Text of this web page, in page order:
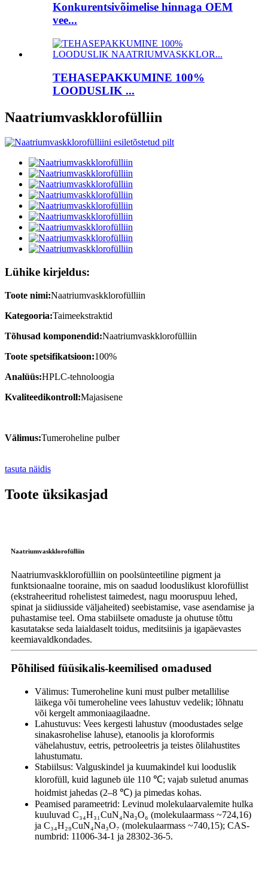
Konkurentsivõimelise hinnaga OEM
vee...
TEHASEPAKKUMINE 100%
LOODUSLIK ...
Naatriumvaskklorofülliin
Lühike kirjeldus:
Toote nimi:Naatriumvaskklorofülliin
Kategooria:Taimeekstraktid
Tõhusad komponendid:Naatriumvaskklorofülliin
Toote spetsifikatsioon:100%
Analüüs:HPLC-tehnoloogia
Kvaliteedikontroll:Majasisene
Välimus:Tumeroheline pulber
tasuta näidis
Toote üksikasjad
Naatriumvaskklorofülliin
Naatriumvaskklorofülliin on poolsünteetiline pigment ja
funktsionaalne tooraine, mis on saadud looduslikust klorofüllist
(ekstraheeritud rohelistest taimedest, nagu mooruspuu lehed,
spinat ja siidiusside väljaheited) seebistamise, vase asendamise ja
puhastamise teel. Oma stabiilsete omaduste ja ohutuse tõttu
kasutatakse seda laialdaselt toidus, meditsiinis ja igapäevastes
keemiavaldkondades.
Põhilised füüsikalis-keemilised omadused
Välimus: Tumeroheline kuni must pulber metallilise
läikega või tumeroheline vees lahustuv vedelik; lõhnatu
või kergelt ammoniaagilaadne.
Lahustuvus: Vees kergesti lahustuv (moodustades selge
sinakasrohelise lahuse), etanoolis ja kloroformis
vähelahustuv, eetris, petrooleetris ja teistes õlilahustites
lahustumatu.
Stabiilsus: Valguskindel ja kuumakindel kui looduslik
klorofüll, kuid laguneb üle 110 ℃; vajab suletud anumas
hoidmist jahedas (2–8 ℃) ja pimedas kohas.
Peamised parameetrid: Levinud molekulaarvalemite hulka
kuuluvad C₃₄H₃₁CuN₄Na₃O₆ (molekulaarmass ~724,16)
ja C₃₄H₂₉CuN₄Na₃O₇ (molekulaarmass ~740,15); CAS-
numbrid: 11006-34-1 ja 28302-36-5.